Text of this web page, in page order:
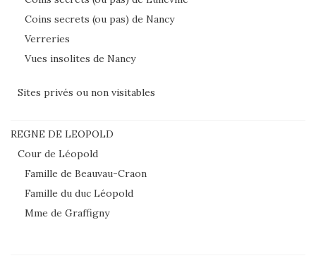
Coins secrets (ou pas) de Nancy
Verreries
Vues insolites de Nancy
Sites privés ou non visitables
REGNE DE LEOPOLD
Cour de Léopold
Famille de Beauvau-Craon
Famille du duc Léopold
Mme de Graffigny